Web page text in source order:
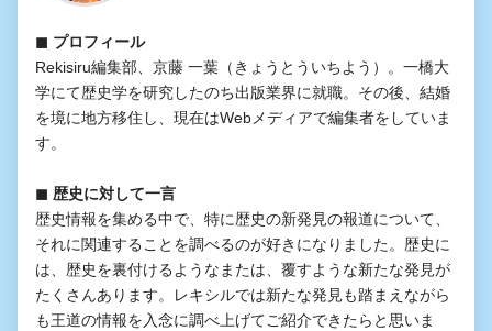
◼︎ プロフィール
Rekisiru編集部、京藤 一葉（きょうとういちよう）。一橋大
学にて歴史学を研究したのち出版業界に就職。その後、結婚
を境に地方移住し、現在はWebメディアで編集者をしていま
す。
◼︎ 歴史に対して一言
歴史情報を集める中で、特に歴史の新発見の報道について、
それに関連することを調べるのが好きになりました。歴史に
は、歴史を裏付けるようなまたは、覆すような新たな発見が
たくさんあります。レキシルでは新たな発見も踏まえながら
も王道の情報を入念に調べ上げてご紹介できたらと思いま